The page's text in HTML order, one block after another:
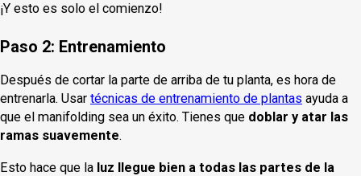
¡Y esto es solo el comienzo!
Paso 2: Entrenamiento
Después de cortar la parte de arriba de tu planta, es hora de
entrenarla. Usar técnicas de entrenamiento de plantas ayuda a
que el manifolding sea un éxito. Tienes que doblar y atar las
ramas suavemente.
Esto hace que la luz llegue bien a todas las partes de la